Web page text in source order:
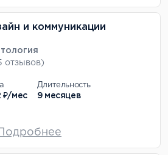
и коммуникации
отзывов)
₽/мес
Длительность
9 месяцев
Подробнее